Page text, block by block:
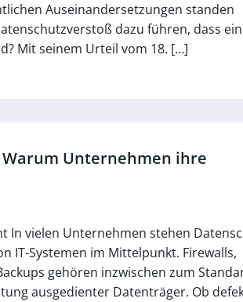
Auseinandersetzungen standen
dazu führen, dass ein
Mit seinem Urteil vom 18. […]
Unternehmen ihre
In vielen Unternehmen stehen
IT-Systemen im Mittelpunkt. Firewalls,
gehören inzwischen zum
ausgedienter Datenträger. Ob